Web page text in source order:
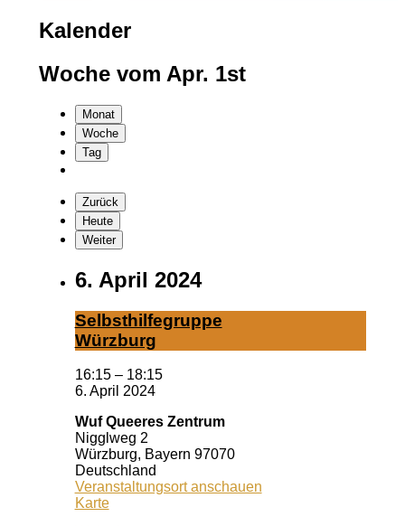
Kalender
Woche vom Apr. 1st
Monat
Woche
Tag
Zurück
Heute
Weiter
6. April 2024
Selbst­hil­fe­grup­pe
Würz­burg
16:15 – 18:15
6. April 2024
Wuf Queeres Zentrum
Nigglweg 2
Würzburg, Bayern 97070
Deutschland
Veranstaltungsort anschauen
KarteWuf